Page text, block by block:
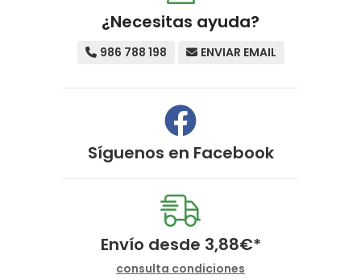
¿Necesitas ayuda?
986 788 198 ENVIAR EMAIL
Síguenos en Facebook
Envío desde 3,88€*
consulta condiciones